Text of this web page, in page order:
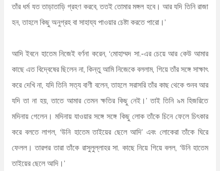
তাঁর ধর্ম যত তাড়াতাড়ি গ্রহণ করবে, ততই তোমার মঙ্গল হবে। আর যদি তিনি রাজা
হন, তাহলে কিছু অনুগ্রহ বা সাহায্য পাওয়ার চেষ্টা করতে পারো।’
আদি ইবনে হাতেম নিজেই বর্ণনা করেন, ‘মোহাম্মদ সা.-এর চেয়ে আর কেউ আমার
কাছে এত বিদ্বেষের ছিলেন না, কিন্তু আমি নিজেকে বললাম, গিয়ে তাঁর সঙ্গে সাক্ষাৎ
করে দেখি না, যদি তিনি সত্য বাণী বলেন, তাহলে সরাসরি তাঁর কাছ থেকে শুনব আর
যদি তা না হয়, তাতে আমার তেমন ক্ষতির কিছু নেই।’ তাই তিনি ৯ম হিজরিতে
মদিনায় গেলেন। মদিনায় যাওয়ার সঙ্গে সঙ্গে কিছু লোক তাঁকে চিনে ফেলে চিৎকার
করে বলতে লাগল, ‘উনি হাতেম তাইয়ের ছেলে আদি’ এবং লোকেরা তাঁকে ঘিরে
ফেলল। তারপর তারা তাঁকে রাসুলুল্লাহর সা. কাছে নিয়ে গিয়ে বলল, ‘উনি হাতেম
তাইয়ের ছেলে আদি।’